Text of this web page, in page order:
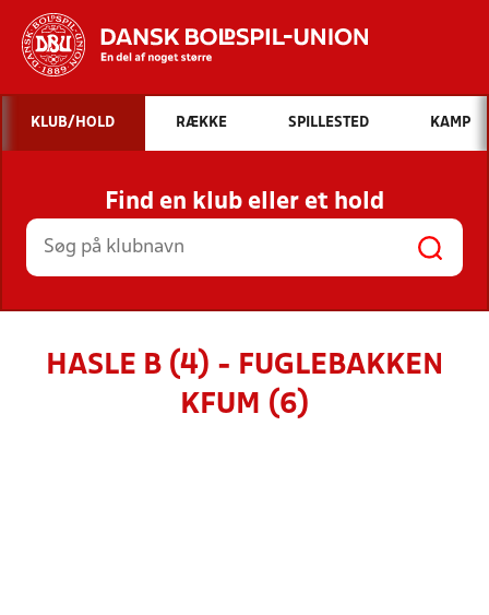
Hvad vil du søge efter?
INDHOLD OG NYHEDER
STILLINGER, RESULTATER, KLUBBER OG
HOLD
KLUB/HOLD RÆKKE SPILLESTED KAMP
Find en klub eller et hold
HASLE B (4) - FUGLEBAKKEN
KFUM (6)